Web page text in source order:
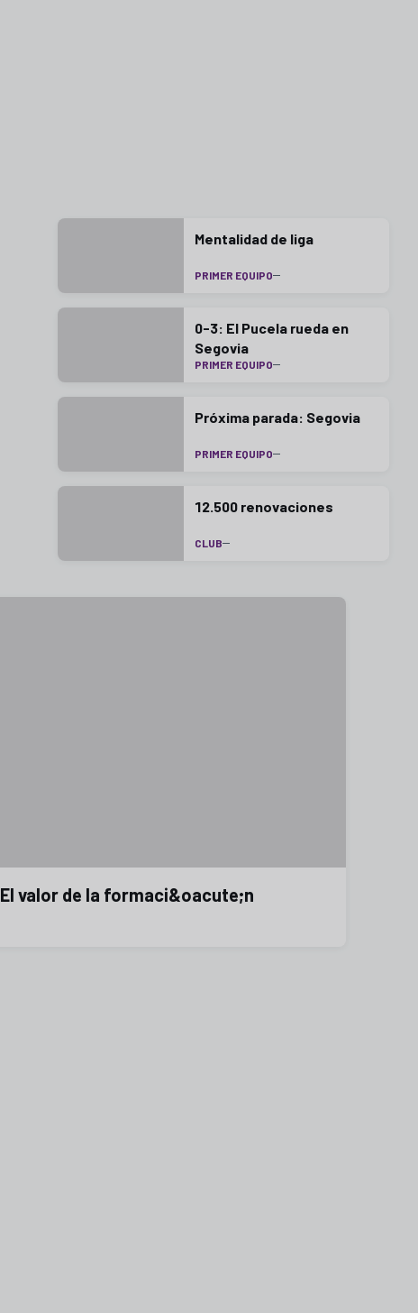
Mentalidad de liga
PRIMER EQUIPO
0-3: El Pucela rueda en
Segovia
PRIMER EQUIPO
Próxima parada: Segovia
PRIMER EQUIPO
12.500 renovaciones
CLUB
El valor de la formaci&oacute;n